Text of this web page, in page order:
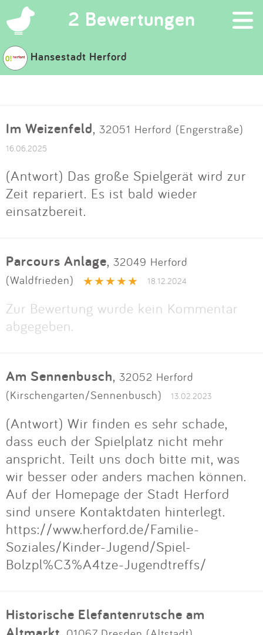
2 Bewertungen ×
Suchen
App
Blog
Partner
Impressum
Anmelden
Hansestadt Herford
Im Weizenfeld, 32051 Herford (Engerstraße)
16.06.2025
(Antwort) Das große Spielgerät wird zur
Zeit repariert. Es ist bald wieder
einsatzbereit.
Parcours Anlage, 32049 Herford
(Waldfrieden)
18.12.2024
Zur Bewertung wurde kein Kommentar
abgegeben.
Am Sennenbusch, 32052 Herford
(Kirschengarten/Sennenbusch)
13.02.2023
(Antwort) Wir finden es sehr schade,
dass euch der Spielplatz nicht mehr
anspricht. Teilt uns doch bitte mit, was
wir besser oder anders machen können.
Auf der Homepage der Stadt Herford
sind unsere Kontaktdaten hinterlegt.
https://www.herford.de/Familie-
Soziales/Kinder-Jugend/Spiel-
Bolzpl%C3%A4tze-Jugendtreffs/
Historische Elefantenrutsche am